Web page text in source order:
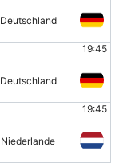
Deutschland
19:45
Deutschland
19:45
Niederlande